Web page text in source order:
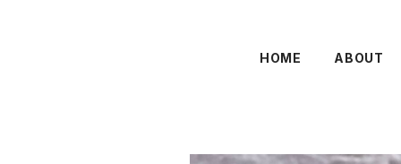
HOME ABOUT